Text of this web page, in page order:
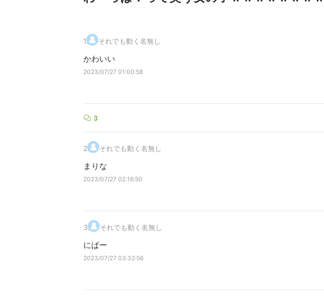
1. それでも動く名無し
かわいい
2023/07/27 01:00:58
3
2. それでも動く名無し
まりな
2023/07/27 02:16:50
3. それでも動く名無し
にぱー
2023/07/27 03:32:56